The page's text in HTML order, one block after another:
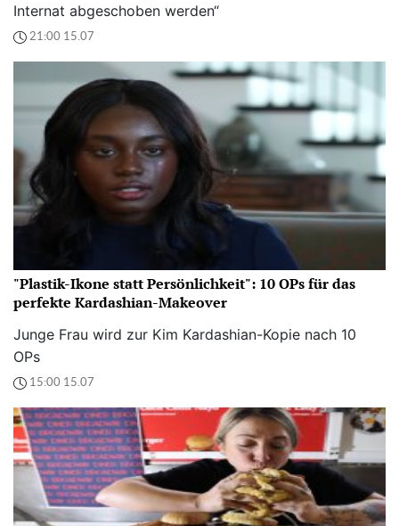
Internat abgeschoben werden“
21:00 15.07
"Plastik-Ikone statt Persönlichkeit": 10 OPs für das
perfekte Kardashian-Makeover
Junge Frau wird zur Kim Kardashian-Kopie nach 10
OPs
15:00 15.07